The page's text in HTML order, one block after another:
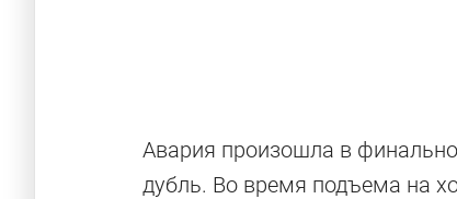
Авария произошла в
дубль. Во время подъема на